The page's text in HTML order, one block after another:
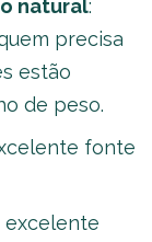
natural:
precisa
estão
de peso.
fonte
excelente